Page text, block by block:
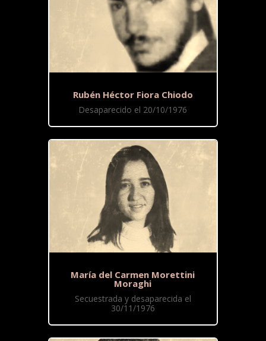
Rubén Héctor Fiora Chiodo
Desaparecido el 20/10/1976
María del Carmen Morettini
Moraghi
Secuestrada y desaparecida el
30/11/1976